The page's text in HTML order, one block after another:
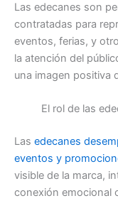
Las edecanes son
contratadas para
eventos, ferias, y
la atención del
una imagen positiva
El rol de las
Las edecanes
eventos y
visible de la marca,
conexión emocional